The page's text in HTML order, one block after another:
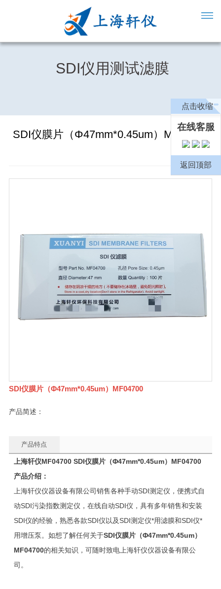
SDI仪用测试滤膜
SDI仪膜片（Φ47mm*0.45um）MF04700
SDI仪膜片（Φ47mm*0.45um）MF04700
产品简述：
产品特点
上海轩仪MF04700 SDI仪膜片（Φ47mm*0.45um） MF04700
产品介绍：
上海轩仪仪器设备有限公司销售各种手动SDI测定仪，便携式自
动SDI污染指数测定仪，在线自动SDI仪，具有多年销售和安装
SDI仪的经验，熟悉各款SDI仪以及SDI测定仪*用滤膜和SDI仪*
用增压泵。如想了解任何关于SDI仪膜片（Φ47mm*0.45um）
MF04700的相关知识，可随时致电上海轩仪仪器设备有限公
司。
点击收缩
在线客服
返回顶部